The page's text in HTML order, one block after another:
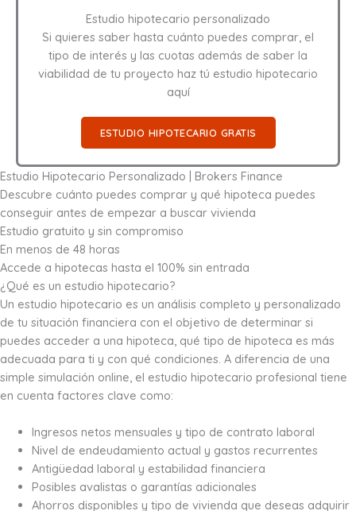
Estudio hipotecario personalizado
Si quieres saber hasta cuánto puedes comprar, el
tipo de interés y las cuotas además de saber la
viabilidad de tu proyecto haz tú estudio hipotecario
aquí
ESTUDIO HIPOTECARIO GRATIS
Estudio Hipotecario Personalizado | Brokers Finance
Descubre cuánto puedes comprar y qué hipoteca puedes
conseguir antes de empezar a buscar vivienda
Estudio gratuito y sin compromiso
En menos de 48 horas
Accede a hipotecas hasta el 100% sin entrada
¿Qué es un estudio hipotecario?
Un estudio hipotecario es un análisis completo y personalizado
de tu situación financiera con el objetivo de determinar si
puedes acceder a una hipoteca, qué tipo de hipoteca es más
adecuada para ti y con qué condiciones. A diferencia de una
simple simulación online, el estudio hipotecario profesional tiene
en cuenta factores clave como:
Ingresos netos mensuales y tipo de contrato laboral
Nivel de endeudamiento actual y gastos recurrentes
Antigüedad laboral y estabilidad financiera
Posibles avalistas o garantías adicionales
Ahorros disponibles y tipo de vivienda que deseas adquirir